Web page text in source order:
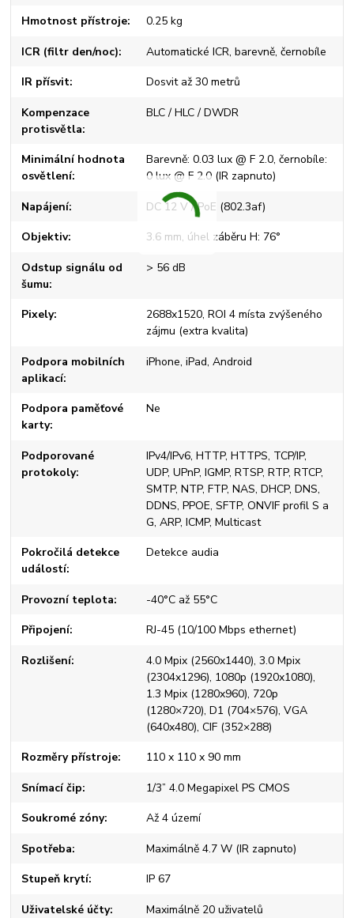
Hmotnost přístroje 0.25 kg
ICR (filtr den/noc) Automatické ICR, barevně, černobíle
IR přísvit Dosvit až 30 metrů
Kompenzace
protisvětla
BLC / HLC / DWDR
Minimální hodnota
osvětlení
Barevně: 0.03 lux @ F 2.0, černobíle:
0 lux @ F 2.0 (IR zapnuto)
Napájení DC 12 V / PoE (802.3af)
Objektiv 3.6 mm, úhel záběru H: 76°
Odstup signálu od
šumu
> 56 dB
Pixely
2688x1520, ROI 4 místa zvýšeného
zájmu (extra kvalita)
Podpora mobilních
aplikací
iPhone, iPad, Android
Podpora paměťové
karty
Ne
Podporované
protokoly
IPv4/IPv6, HTTP, HTTPS, TCP/IP,
UDP, UPnP, IGMP, RTSP, RTP, RTCP,
SMTP, NTP, FTP, NAS, DHCP, DNS,
DDNS, PPOE, SFTP, ONVIF profil S a
G, ARP, ICMP, Multicast
Pokročilá detekce
událostí
Detekce audia
Provozní teplota -40°C až 55°C
Připojení RJ-45 (10/100 Mbps ethernet)
Rozlišení
4.0 Mpix (2560x1440), 3.0 Mpix
(2304x1296), 1080p (1920x1080),
1.3 Mpix (1280x960), 720p
(1280×720), D1 (704×576), VGA
(640x480), CIF (352×288)
Rozměry přístroje 110 x 110 x 90 mm
Snímací čip 1/3” 4.0 Megapixel PS CMOS
Soukromé zóny Až 4 území
Spotřeba Maximálně 4.7 W (IR zapnuto)
Stupeň krytí IP 67
Uživatelské účty Maximálně 20 uživatelů